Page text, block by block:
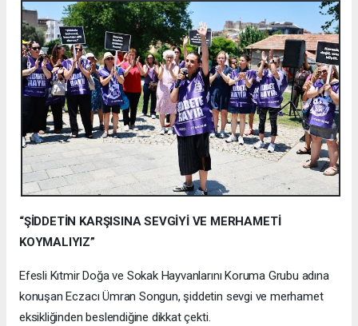
“ŞİDDETİN KARŞISINA SEVGİYİ VE MERHAMETİ
KOYMALIYIZ”
Efesli Kıtmir Doğa ve Sokak Hayvanlarını Koruma Grubu adına
konuşan Eczacı Ümran Songun, şiddetin sevgi ve merhamet
eksikliğinden beslendiğine dikkat çekti.